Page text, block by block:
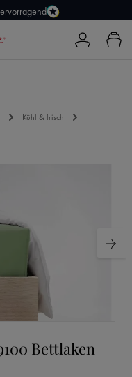
Kühl & frisch
Bettlaken